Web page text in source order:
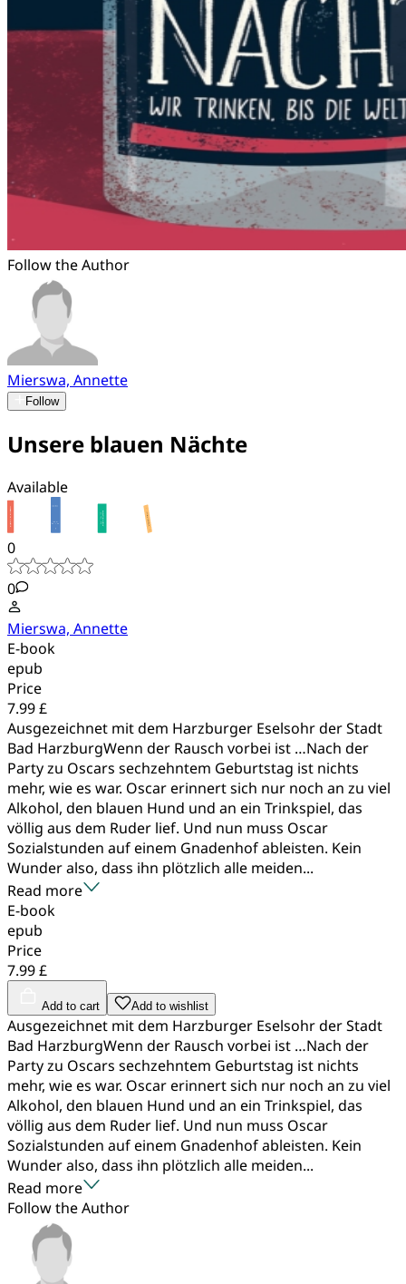
Follow the Author
Mierswa, Annette
Follow
Unsere blauen Nächte
Available
0
0
Mierswa, Annette
E-book
epub
Price
7.99 £
Ausgezeichnet mit dem Harzburger Eselsohr der Stadt
Bad HarzburgWenn der Rausch vorbei ist …Nach der
Party zu Oscars sechzehntem Geburtstag ist nichts
mehr, wie es war. Oscar erinnert sich nur noch an zu viel
Alkohol, den blauen Hund und an ein Trinkspiel, das
völlig aus dem Ruder lief. Und nun muss Oscar
Sozialstunden auf einem Gnadenhof ableisten. Kein
Wunder also, dass ihn plötzlich alle meiden...
Read more
E-book
epub
Price
7.99 £
Add to cart Add to wishlist
Ausgezeichnet mit dem Harzburger Eselsohr der Stadt
Bad HarzburgWenn der Rausch vorbei ist …Nach der
Party zu Oscars sechzehntem Geburtstag ist nichts
mehr, wie es war. Oscar erinnert sich nur noch an zu viel
Alkohol, den blauen Hund und an ein Trinkspiel, das
völlig aus dem Ruder lief. Und nun muss Oscar
Sozialstunden auf einem Gnadenhof ableisten. Kein
Wunder also, dass ihn plötzlich alle meiden...
Read more
Follow the Author